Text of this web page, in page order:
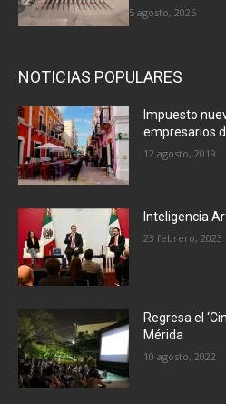
5 agosto, 2026
NOTICIAS POPULARES
Impuesto
empresarios
12 agosto, 2019
Inteligencia
23 febrero, 2023
Regresa el
Mérida
10 agosto, 2022